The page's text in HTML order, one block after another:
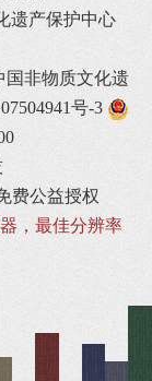
遗产保护中心
国非物质文化遗
号-3
费公益授权
，最佳分辨率